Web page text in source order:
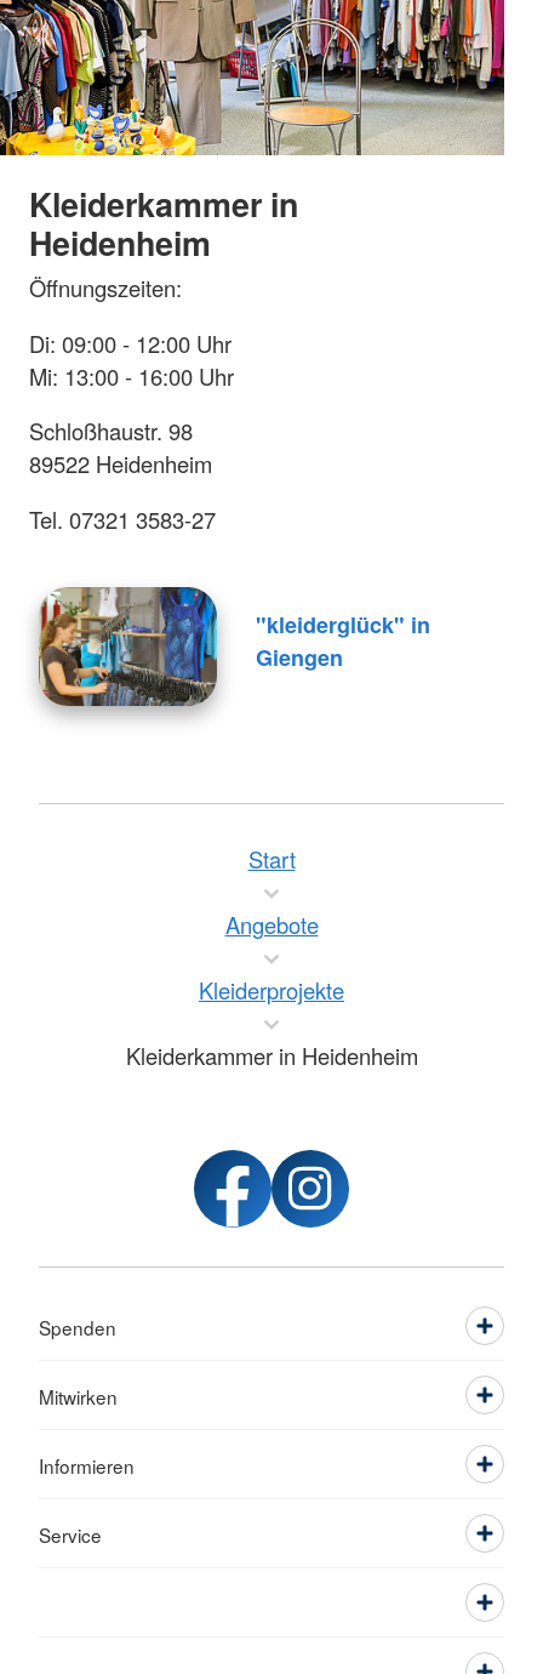
Kleiderkammer in
Heidenheim
Öffnungszeiten:
Di: 09:00 - 12:00 Uhr
Mi: 13:00 - 16:00 Uhr
Schloßhaustr. 98
89522 Heidenheim
Tel. 07321 3583-27
"kleiderglück" in
Giengen
Start
Angebote
Kleiderprojekte
Kleiderkammer in Heidenheim
Spenden
Mitwirken
Informieren
Service